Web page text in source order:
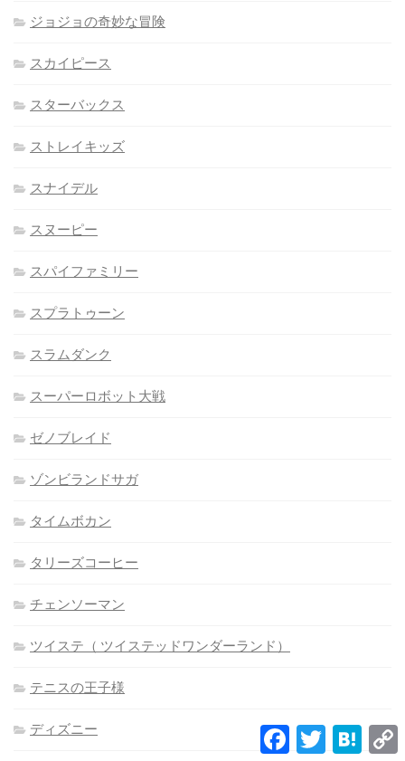
ジョジョの奇妙な冒険
スカイピース
スターバックス
ストレイキッズ
スナイデル
スヌーピー
スパイファミリー
スプラトゥーン
スラムダンク
スーパーロボット大戦
ゼノブレイド
ゾンビランドサガ
タイムボカン
タリーズコーヒー
チェンソーマン
ツイステ（ ツイステッドワンダーランド）
テニスの王子様
ディズニー FacebookTwitter Hatena